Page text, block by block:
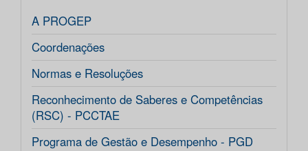
A PROGEP
Coordenações
Normas e Resoluções
Reconhecimento de Saberes e Competências
(RSC) - PCCTAE
Programa de Gestão e Desempenho - PGD